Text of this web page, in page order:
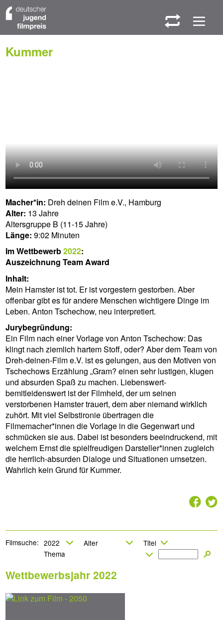
W M
Kummer
Macher*in: Dreh deinen Film e.V., Hamburg
Alter: 13 Jahre
Altersgruppe B (11-15 Jahre)
Länge: 9:02 Minuten
Im Wettbewerb2022:
Auszeichnung Team Award
Inhalt:
Mein Hamster ist tot. Er ist vorgestern gestorben. Aber
offenbar gibt es für andere Menschen wichtigere Dinge im
Leben. Anton Tschechow, neu interpretiert.
Jurybegründung:
Ein Film nach einer Vorlage von Anton Tschechow: Das
klingt nach ziemlich hartem Stoff, oder? Aber dem Team von
Dreh-deinen-Film e.V. ist es gelungen, aus den Motiven von
Tschechows Erzählung „Gram? einen sehr lustigen, klugen
und absurden Spaß zu machen. Liebenswert-
bemitleidenswert ist der Filmheld, der um seinen
verstorbenen Hamster trauert, dem aber niemand wirklich
zuhört. Mit viel Selbstironie übertragen die
Filmemacher*innen die Vorlage in die Gegenwart und
schmücken sie aus. Dabei ist besonders beeindruckend, mit
welchem Ernst die spielfreudigen Darsteller*innen zugleich
die herrlich-absurden Dialoge und Situationen umsetzen.
Wahrlich kein Grund für Kummer.
2 7
Filmsuche:
Wettbewerbsjahr 2022